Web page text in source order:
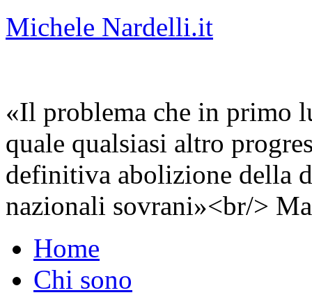
Michele Nardelli.it
«Il problema che in primo
quale qualsiasi altro
definitiva abolizione della
nazionali sovrani»<br/>
Home
Chi sono